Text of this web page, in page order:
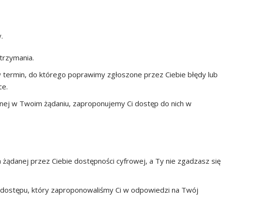
do którego poprawimy zgłoszone przez Ciebie błędy lub
w Twoim żądaniu, zaproponujemy Ci dostęp do nich w
przez Ciebie dostępności cyfrowej, a Ty nie zgadzasz się
który zaproponowaliśmy Ci w odpowiedzi na Twój